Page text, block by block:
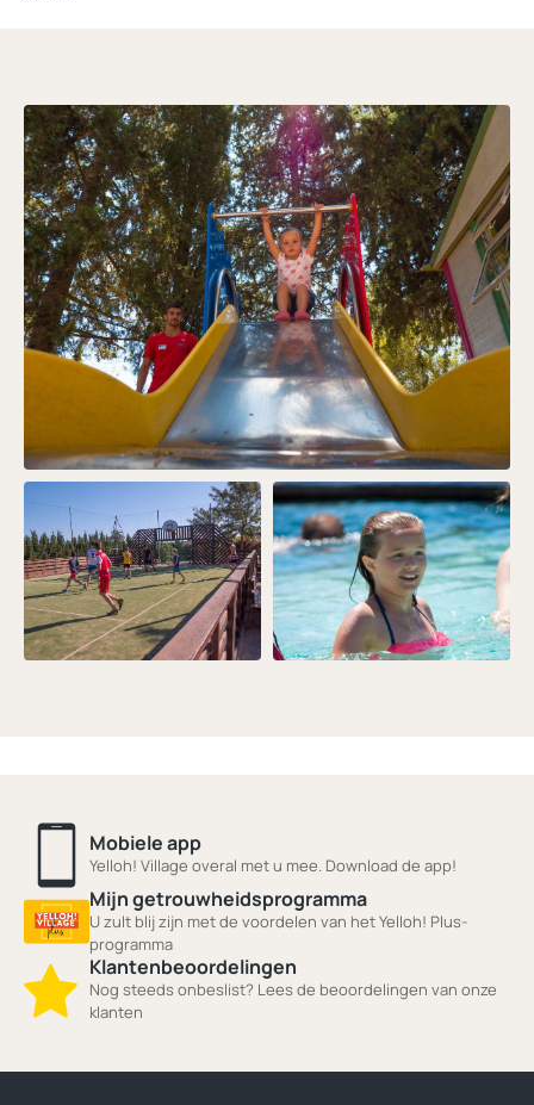
Mobiele app
Yelloh! Village overal met u mee. Download de app!
Mijn getrouwheidsprogramma
U zult blij zijn met de voordelen van het Yelloh! Plus-
programma
Klantenbeoordelingen
Nog steeds onbeslist? Lees de beoordelingen van onze
klanten